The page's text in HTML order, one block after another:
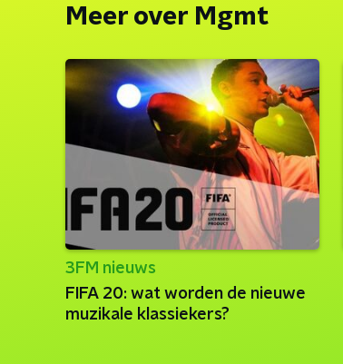
Meer over Mgmt
3FM nieuws
FIFA 20: wat worden de nieuwe
muzikale klassiekers?